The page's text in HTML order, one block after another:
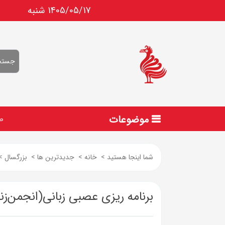
1405/05/17 شنبه
موضوعات
شما اینجا هستید > خانه > جدیدترین ها > بزرگسال
برنامه ریزی عصبی